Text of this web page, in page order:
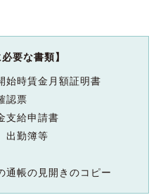
要な書類】
始時賃金月額証明書
認票
支給申請書
出勤簿等
通帳の見開きのコピー